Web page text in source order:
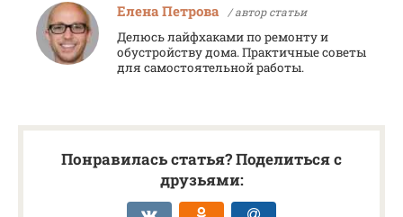
Елена Петрова / автор статьи
Делюсь лайфхаками по ремонту и
обустройству дома. Практичные советы
для самостоятельной работы.
Понравилась статья? Поделиться с
друзьями: